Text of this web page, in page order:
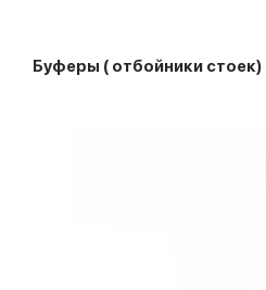
Буферы ( отбойники стоек)